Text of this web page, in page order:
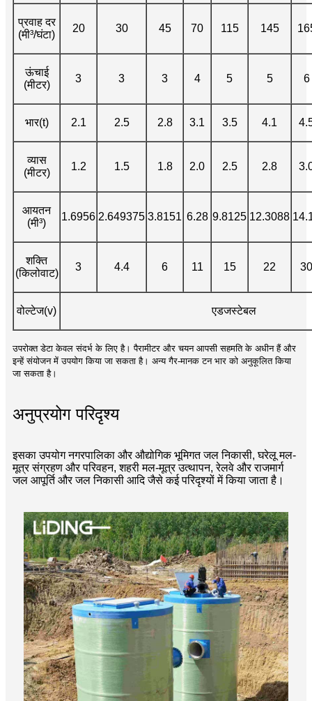
प्रवाह दर
(मी³/घंटा)
20 30 45 70 115 145
ऊंचाई
(मीटर)
3 3 3 4 5 5 6
भार(t) 2.1 2.5 2.8 3.1 3.5 4.1
व्यास
(मीटर)
1.2 1.5 1.8 2.0 2.5 2.8
आयतन
(मी³)
1.6956 2.649375 3.8151 6.28 9.8125 12.3088
शक्ति
(किलोवाट)
3 4.4 6 11 15 22 30
वोल्टेज(v) एडजस्टेबल
उपरोक्त डेटा केवल संदर्भ के लिए है। पैरामीटर और चयन आपसी सहमति के अधीन हैं और
इन्हें संयोजन में उपयोग किया जा सकता है। अन्य गैर-मानक टन भार को अनुकूलित किया
जा सकता है।
अनुप्रयोग परिदृश्य
इसका उपयोग नगरपालिका और औद्योगिक भूमिगत जल निकासी, घरेलू मल-
मूत्र संग्रहण और परिवहन, शहरी मल-मूत्र उत्थापन, रेलवे और राजमार्ग
जल आपूर्ति और जल निकासी आदि जैसे कई परिदृश्यों में किया जाता है।